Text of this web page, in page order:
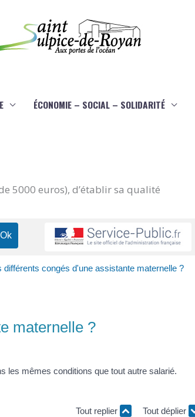
ÉCONOMIE – SOCIAL – SOLIDARITÉ
5000 euros), d’établir sa qualité
différents congés d'une assistante maternelle ?
maternelle ?
les mêmes conditions que tout autre salarié.
Tout replier Tout déplier